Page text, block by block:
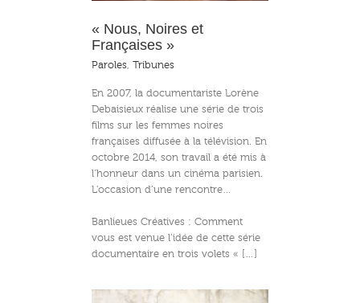
« Nous, Noires et
Françaises »
Paroles Tribunes
En 2007, la documentariste Lorène
Debaisieux réalise une série de trois
films sur les femmes noires
françaises diffusée à la télévision. En
octobre 2014, son travail a été mis à
l’honneur dans un cinéma parisien.
L’occasion d’une rencontre…
Banlieues Créatives : Comment
vous est venue l’idée de cette série
documentaire en trois volets « […]